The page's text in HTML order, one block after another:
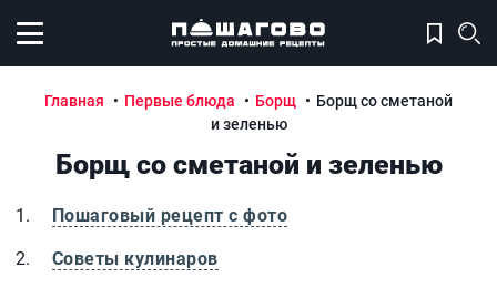
Открыть меню
Главная Первые блюда Борщ
Борщ со сметаной
и зеленью
Борщ со сметаной и зеленью
Пошаговый рецепт с фото
Советы кулинаров